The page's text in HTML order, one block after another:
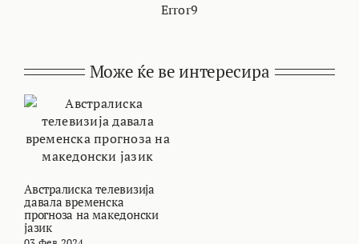
Error9
Може ќе ве интересира
Австралиска телевизија
давала временска
прогноза на македонски
јазик